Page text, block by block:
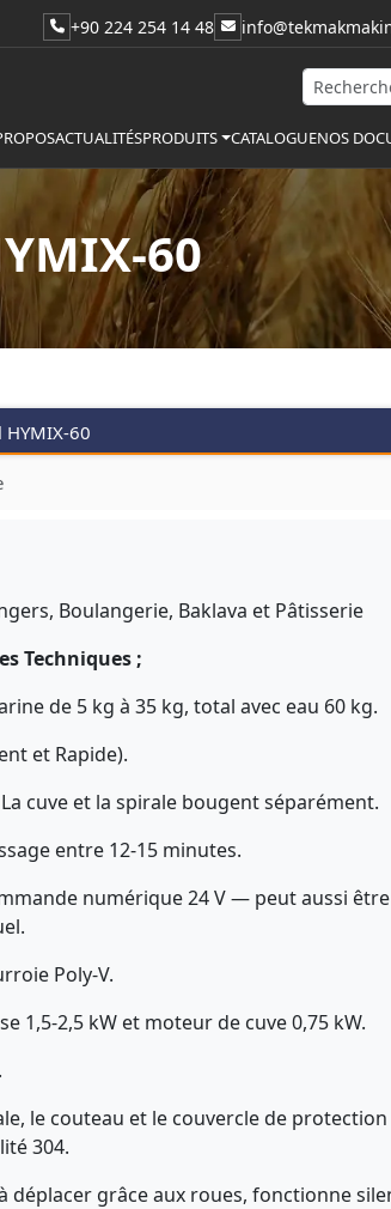
+90 224 254 14 48
ACTUALITÉSPRODUITS CATALOGUENOS
60
HYMIX-60
Boulangerie, Baklava et Pâtisserie
Techniques ;
de 5 kg à 35 kg, total avec eau 60 kg.
et Rapide).
cuve et la spirale bougent séparément.
entre 12-15 minutes.
numérique 24 V — peut aussi
Poly-V.
1,5-2,5 kW et moteur de cuve 0,75 kW.
le couteau et le couvercle de
304.
déplacer grâce aux roues, fonctionne